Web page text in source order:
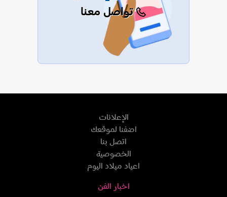
تواصل معنا
الإعلانات
اضفنا لموقعك
اتصل بنا
الخصوصية
اعياد ميلاد اليوم
اخبار الفن